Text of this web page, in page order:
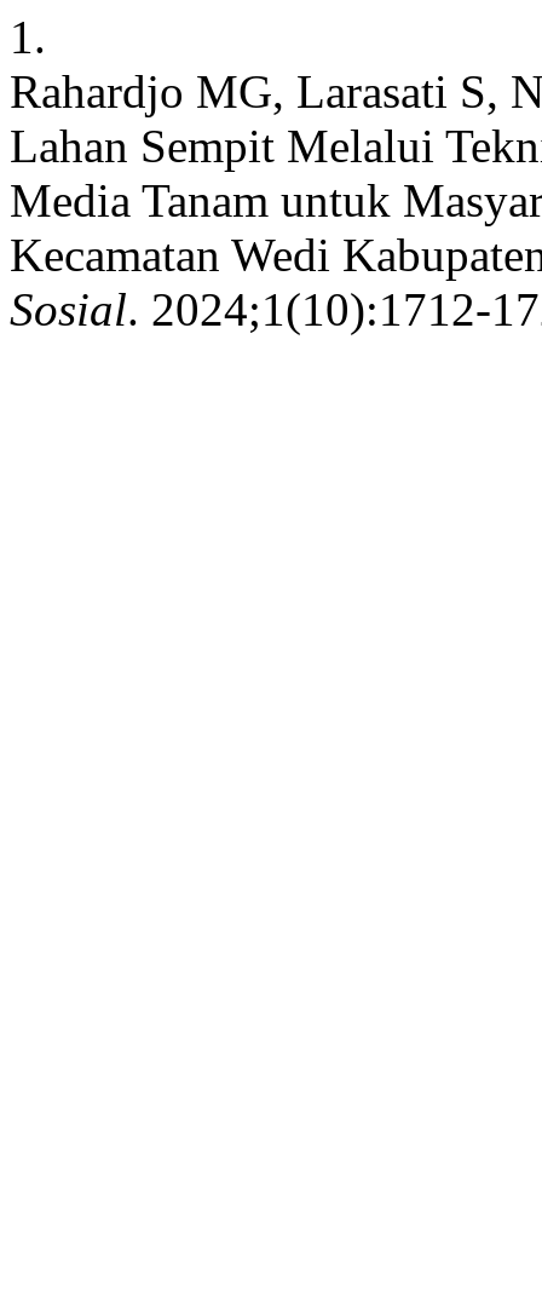
1.
Rahardjo MG, Larasati S,
Lahan Sempit Melalui
Media Tanam untuk
Kecamatan Wedi
Sosial. 2024;1(10):1712-